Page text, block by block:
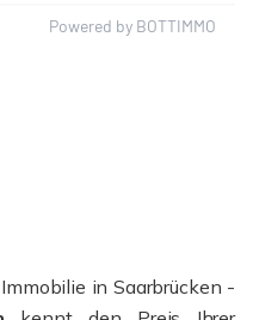
in Saarbrücken -